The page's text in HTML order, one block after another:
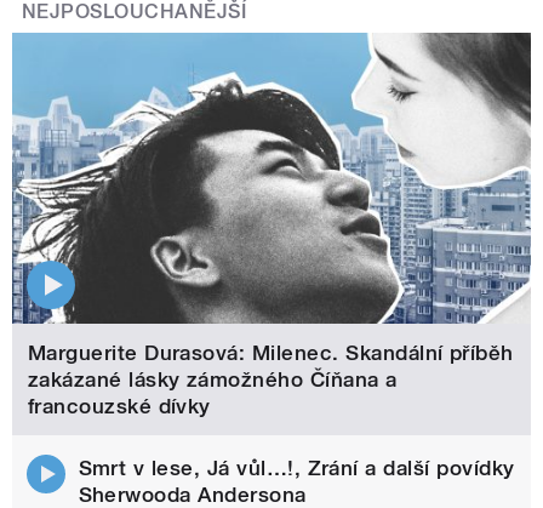
NEJPOSLOUCHANĚJŠÍ
Marguerite Durasová: Milenec. Skandální příběh
zakázané lásky zámožného Číňana a
francouzské dívky
Smrt v lese, Já vůl…!, Zrání a další povídky
Sherwooda Andersona